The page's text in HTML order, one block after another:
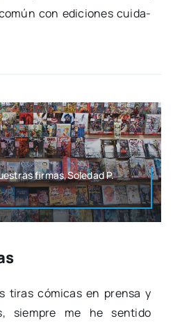
con edi­cio­nes cui­da­
firmas,Soledad P.
tiras cómi­cas en pren­sa y
siem­pre me he sen­ti­do